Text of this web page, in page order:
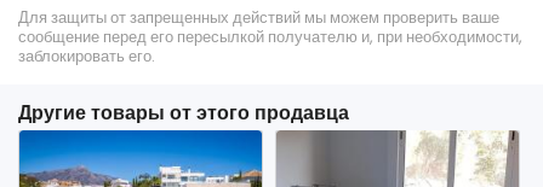
Для защиты от запрещенных действий мы можем проверить ваше
сообщение перед его пересылкой получателю и, при необходимости,
заблокировать его.
Другие товары от этого продавца